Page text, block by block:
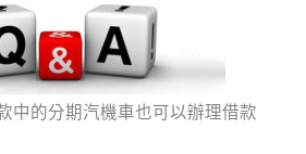
中的分期汽機車也可以辦理借款